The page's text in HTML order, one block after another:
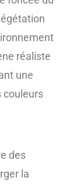
réaliste
une
couleurs
des
la